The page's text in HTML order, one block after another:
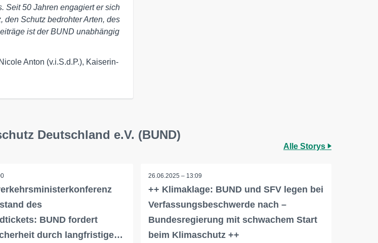
Seit 50 Jahren engagiert er sich
den Schutz bedrohter Arten, des
ist der BUND unabhängig
Anton (v.i.S.d.P.), Kaiserin-
Deutschland e.V. (BUND)
Alle Storys
des
BUND fordert
durch langfristige…
26.06.2025 – 13:09
++ Klimaklage: BUND und SFV legen bei
Verfassungsbeschwerde nach –
Bundesregierung mit schwachem Start
beim Klimaschutz ++